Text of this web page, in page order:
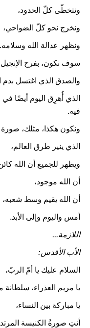
ونتخطّى كلّ الحدود،
ونخرج نحو كلّ الضواحي،
ونظهر عدالة الله وسلامه.
سوف نكون، بفرح الإنجيل،
والصدق الذي اغتسل بدم
الذي أُهرِق اليوم أيضًا
فيه.
ونكون هكذا، مثلك، صورة
الذي ينير طرق العالم،
ويظهر للجميع أن الله
أن الله موجود،
أن الله يقيم وسط شعبه،
أمس واليوم وإلى الأبد.
اللازمة...
الأب الأقدس:
السلام عليك يا أمّ الربّ،
يا مريم العذراء،
يا مباركة بين النساء،
أنتِ صورةُ الكنيسة